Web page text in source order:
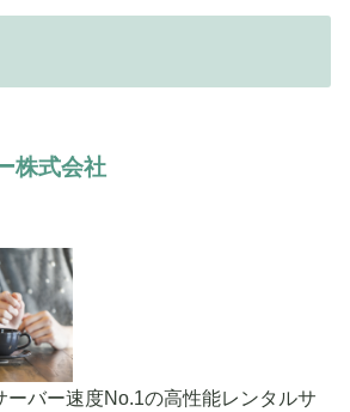
株式会社
ーバー速度No.1の高性能レンタルサ